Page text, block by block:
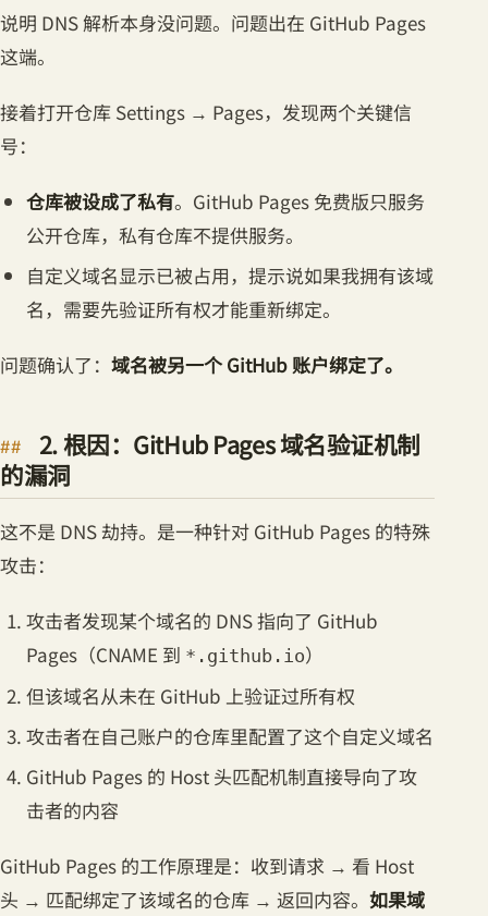
说明 DNS 解析本身没问题。问题出在 GitHub Pages
这端。
接着打开仓库 Settings → Pages，发现两个关键信
号：
仓库被设成了私有。GitHub Pages 免费版只服务
公开仓库，私有仓库不提供服务。
自定义域名显示已被占用，提示说如果我拥有该域
名，需要先验证所有权才能重新绑定。
问题确认了： 域名被另一个 GitHub 账户绑定了。
2. 根因：GitHub Pages 域名验证机制
的漏洞
这不是 DNS 劫持。是一种针对 GitHub Pages 的特殊
攻击：
攻击者发现某个域名的 DNS 指向了 GitHub
Pages（CNAME 到 *.github.io）
但该域名从未在 GitHub 上验证过所有权
攻击者在自己账户的仓库里配置了这个自定义域名
GitHub Pages 的 Host 头匹配机制直接导向了攻
击者的内容
GitHub Pages 的工作原理是：收到请求 → 看 Host
头 → 匹配绑定了该域名的仓库 → 返回内容。 如果域